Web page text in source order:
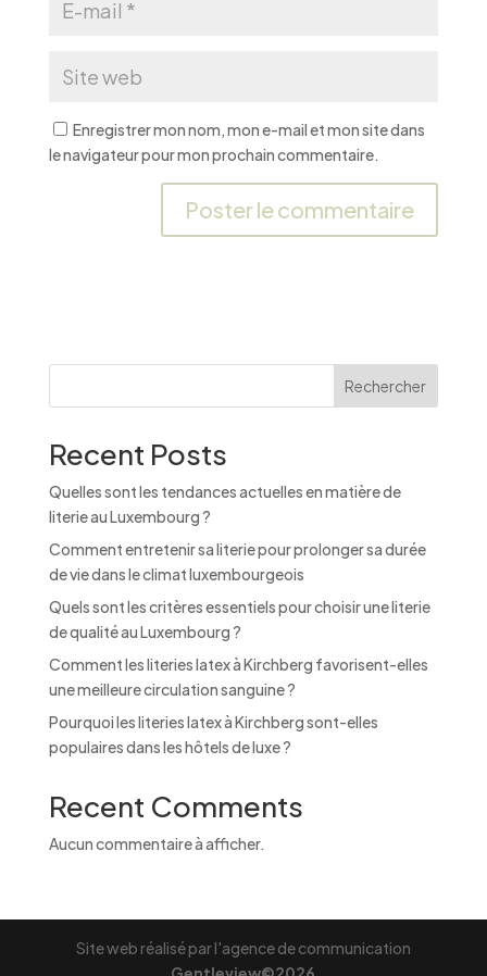
Enregistrer mon nom, mon e-mail et mon site dans
le navigateur pour mon prochain commentaire.
i
e
:
Rechercher
Recent Posts
Quelles sont les tendances actuelles en matière de
literie au Luxembourg ?
Comment entretenir sa literie pour prolonger sa durée
de vie dans le climat luxembourgeois
Quels sont les critères essentiels pour choisir une literie
de qualité au Luxembourg ?
Comment les literies latex à Kirchberg favorisent-elles
une meilleure circulation sanguine ?
Pourquoi les literies latex à Kirchberg sont-elles
populaires dans les hôtels de luxe ?
Recent Comments
Aucun commentaire à afficher.
Site web réalisé par l'agence de communication